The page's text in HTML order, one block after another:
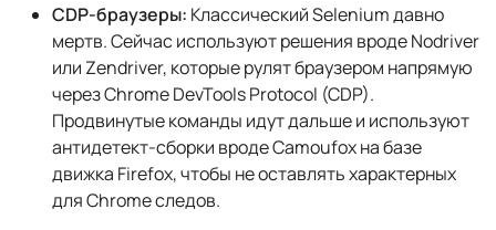
CDP-браузеры: Классический Selenium давно
мертв. Сейчас используют решения вроде Nodriver
или Zendriver, которые рулят браузером напрямую
через Chrome DevTools Protocol (CDP).
Продвинутые команды идут дальше и используют
антидетект-сборки вроде Camoufox на базе
движка Firefox, чтобы не оставлять характерных
для Chrome следов.